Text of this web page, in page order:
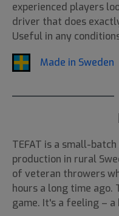
experienced players
driver that does
Useful in any
Made in Sweden
TEFAT is a small-
production in rural
of veteran throwers
hours a long time ago.
game. It's a feeling – a